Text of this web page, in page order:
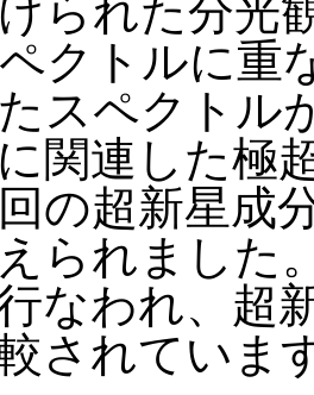
られた分光
クトルに重
スペクトル
関連した極
の超新星成
られました
なわれ、超
されていま